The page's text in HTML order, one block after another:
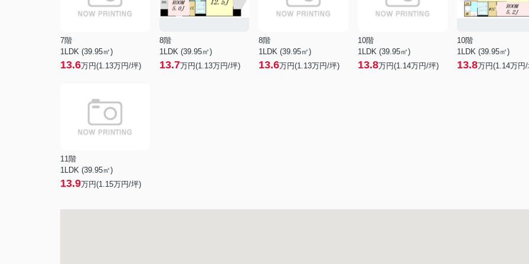
7階
1LDK (39.95㎡)
13.6万円(1.13万円/坪)
8階
1LDK (39.95㎡)
13.7万円(1.13万円/坪)
8階
1LDK (39.95㎡)
13.6万円(1.13万円/坪)
10階
1LDK (39.95㎡)
13.8万円(1.14万円/坪)
10階
1LDK (39.95㎡)
13.8万円(1.14万円
11階
1LDK (39.95㎡)
13.9万円(1.15万円/坪)